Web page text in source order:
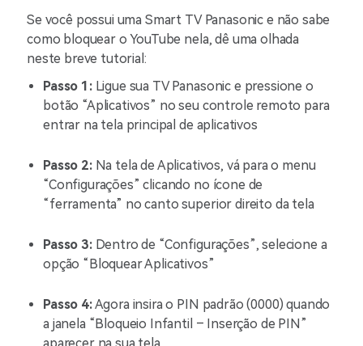
Se você possui uma Smart TV Panasonic e não sabe
como bloquear o YouTube nela, dê uma olhada
neste breve tutorial:
Passo 1:Ligue sua TV Panasonic e pressione o
botão “Aplicativos” no seu controle remoto para
entrar na tela principal de aplicativos
Passo 2: Na tela de Aplicativos, vá para o menu
“Configurações” clicando no ícone de
“ferramenta” no canto superior direito da tela
Passo 3:Dentro de “Configurações”, selecione a
opção “Bloquear Aplicativos”
Passo 4:Agora insira o PIN padrão (0000) quando
a janela “Bloqueio Infantil – Inserção de PIN”